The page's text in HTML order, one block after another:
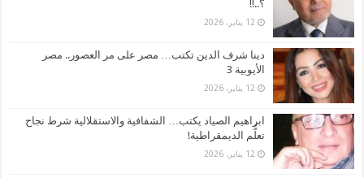
؟..!!
12 يناير، 2026
دينا شرف الدين تكتب… مصر على مر العصور.. مصر
الأيوبية 3
12 يناير، 2026
ابراهيم الصياد يكتب… الشفافية والاستقلالية شرط نجاح
تعلُّم الديمقراطية!
12 يناير، 2026